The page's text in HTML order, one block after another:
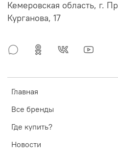
Главная
Все бренды
Где купить?
Новости
Кемеровская область, г.
Курганова, 17